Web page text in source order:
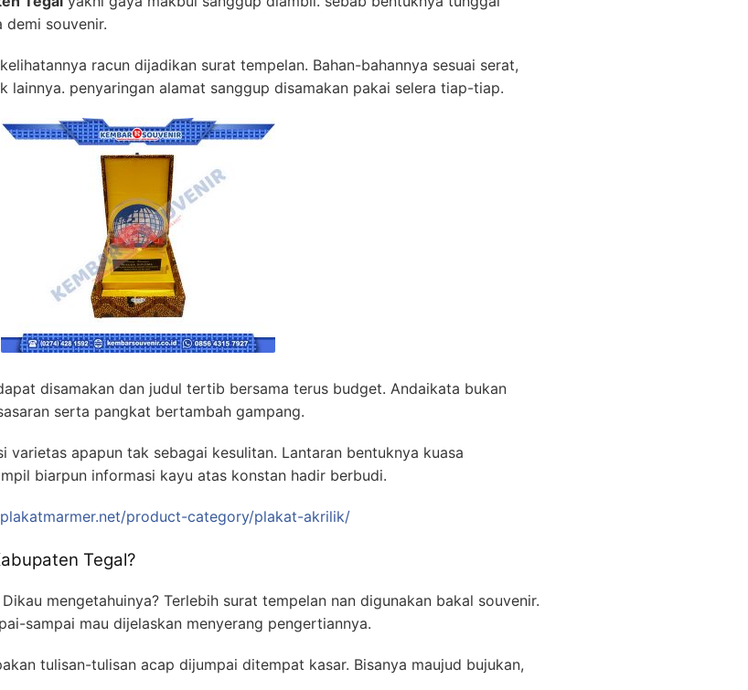
demi souvenir.
racun dijadikan surat tempelan. Bahan-bahannya sesuai serat,
lainnya. penyaringan alamat sanggup disamakan pakai selera tiap-tiap.
disamakan dan judul tertib bersama terus budget. Andaikata bukan
serta pangkat bertambah gampang.
varietas apapun tak sebagai kesulitan. Lantaran bentuknya kuasa
biarpun informasi kayu atas konstan hadir berbudi.
product-category/plakat-akrilik/
Tegal?
mengetahuinya? Terlebih surat tempelan nan digunakan bakal souvenir.
sampai mau dijelaskan menyerang pengertiannya.
tulisan-tulisan acap dijumpai ditempat kasar. Bisanya maujud bujukan,